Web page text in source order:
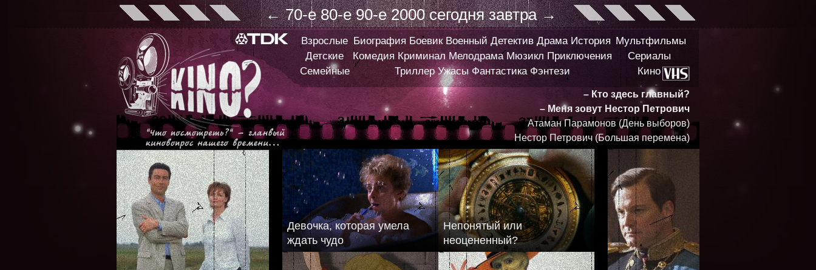
← 70-е 80-е 90-е 2000 сегодня завтра →
Взрослые
Детские
Семейные
Биография Боевик Военный Детектив Драма История
Комедия Криминал Мелодрама Мюзикл Приключения
Триллер Ужасы Фантастика Фэнтези
Мультфильмы
Сериалы
Кино
– Кто здесь главный?
– Меня зовут Нестор Петрович
Атаман Парамонов (День выборов)
Нестор Петрович (Большая перемена)
Девочка, которая умела
ждать чудо
Непонятый или
неоцененный?